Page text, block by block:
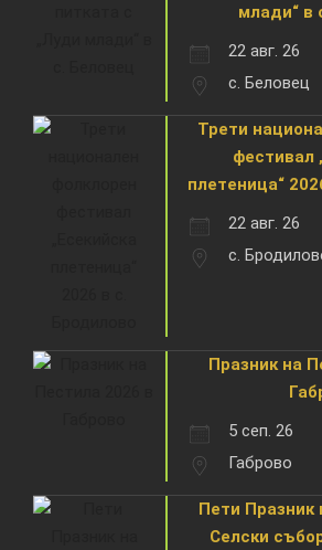
млади“ в
22 авг. 26
с. Беловец
Трети
фестивал
плетеница“
22 авг. 26
с.
Празник на
5 сеп. 26
Габрово
Пети Празник
Селски